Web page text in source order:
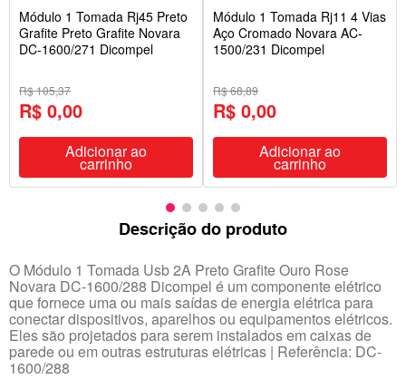
Módulo 1 Tomada Rj45 Preto
Grafite Preto Grafite Novara
DC-1600/271 Dicompel
R$ 105,37
R$ 0,00
Adicionar ao
carrinho
Módulo 1 Tomada Rj11 4 Vias
Aço Cromado Novara AC-
1500/231 Dicompel
R$ 68,89
R$ 0,00
Adicionar ao
carrinho
Descrição do produto
O Módulo 1 Tomada Usb 2A Preto Grafite Ouro Rose
Novara DC-1600/288 Dicompel é um componente elétrico
que fornece uma ou mais saídas de energia elétrica para
conectar dispositivos, aparelhos ou equipamentos elétricos.
Eles são projetados para serem instalados em caixas de
parede ou em outras estruturas elétricas | Referência: DC-
1600/288